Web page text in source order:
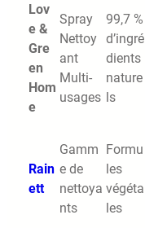
Lov
e &
Gre
en
Hom
e
Spray
Nettoy
ant
Multi-
usages
99,7 %
d’ingré
dients
nature
ls
Rain
ett
Gamm
e de
nettoya
nts
Formu
les
végéta
les